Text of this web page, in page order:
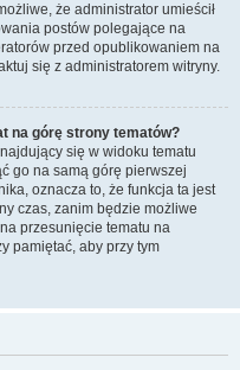
że administrator umieścił
postów polegające na
przed opublikowaniem na
się z administratorem witryny.
na górę strony tematów?
się w widoku tematu
go na samą górę pierwszej
oznacza to, że funkcja ta jest
czas, zanim będzie możliwe
przesunięcie tematu na
pamiętać, aby przy tym